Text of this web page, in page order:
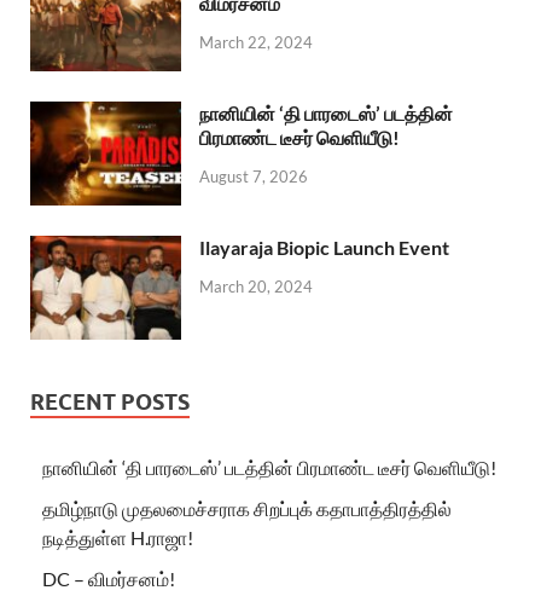
March 22, 2024
நானியின் ‘தி பாரடைஸ்’ படத்தின்
பிரமாண்ட டீசர் வெளியீடு!
August 7, 2026
Ilayaraja Biopic Launch Event
March 20, 2024
RECENT POSTS
நானியின் ‘தி பாரடைஸ்’ படத்தின் பிரமாண்ட டீசர் வெளியீடு!
தமிழ்நாடு முதலமைச்சராக சிறப்புக் கதாபாத்திரத்தில்
நடித்துள்ள H.ராஜா!
DC – விமர்சனம்!